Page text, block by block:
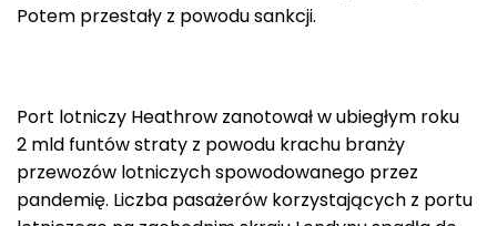
Potem przestały z powodu sankcji.
Port lotniczy Heathrow zanotował w ubiegłym roku
2 mld funtów straty z powodu krachu branży
przewozów lotniczych spowodowanego przez
pandemię. Liczba pasażerów korzystających z portu